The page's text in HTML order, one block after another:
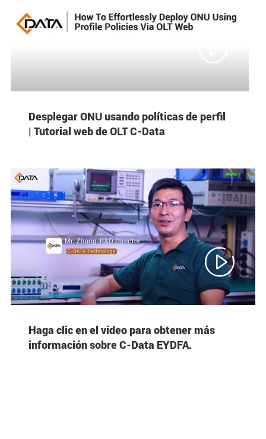
Desplegar ONU usando políticas de perfil
| Tutorial web de OLT C-Data

Haga clic en el video para obtener más
información sobre C-Data EYDFA.